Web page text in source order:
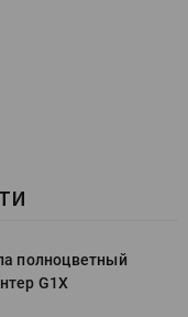
полноцветный
G1X